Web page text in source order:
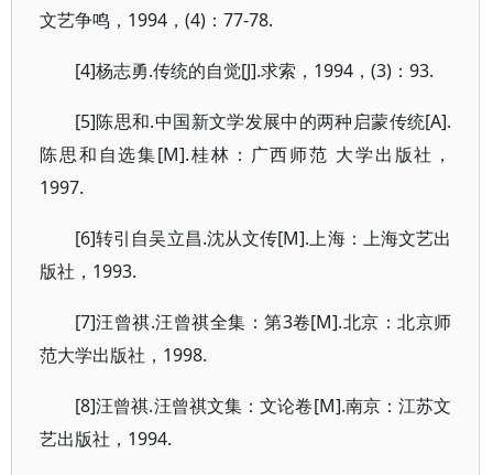
文艺争鸣，1994，(4)：77-78.
[4]杨志勇.传统的自觉[J].求索，1994，(3)：93.
[5]陈思和.中国新文学发展中的两种启蒙传统[A].
陈思和自选集[M].桂林：广西师范 大学出版社，
1997.
[6]转引自吴立昌.沈从文传[M].上海：上海文艺出
版社，1993.
[7]汪曾祺.汪曾祺全集：第3卷[M].北京：北京师
范大学出版社，1998.
[8]汪曾祺.汪曾祺文集：文论卷[M].南京：江苏文
艺出版社，1994.